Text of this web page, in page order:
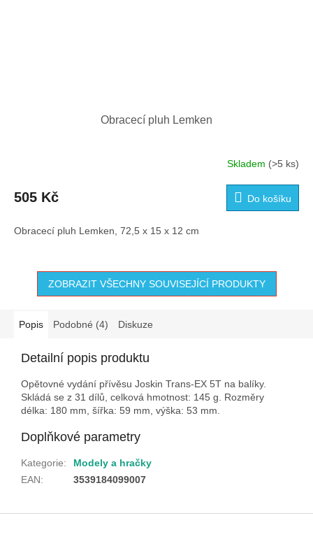
Obracecí pluh Lemken
Skladem (>5 ks)
505 Kč Do košíku
Obracecí pluh Lemken, 72,5 x 15 x 12 cm
ZOBRAZIT VŠECHNY SOUVISEJÍCÍ PRODUKTY
Popis Podobné (4) Diskuze
Detailní popis produktu
Opětovné vydání přívěsu Joskin Trans-EX 5T na balíky.
Skládá se z 31 dílů, celková hmotnost: 145 g. Rozměry
délka: 180 mm, šířka: 59 mm, výška: 53 mm.
Doplňkové parametry
Kategorie:
Modely a hračky
EAN: 3539184099007